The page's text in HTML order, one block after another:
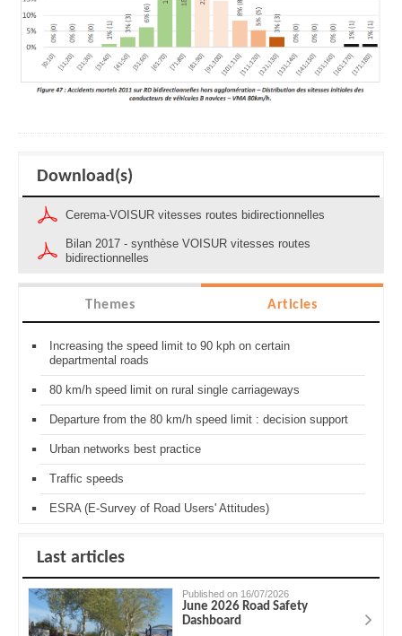
Download(s)
Cerema-VOISUR vitesses routes bidirectionnelles
Bilan 2017 - synthèse VOISUR vitesses routes
bidirectionnelles
Themes Articles
Increasing the speed limit to 90 kph on certain
departmental roads
80 km/h speed limit on rural single carriageways
Departure from the 80 km/h speed limit : decision support
Urban networks best practice
Traffic speeds
ESRA (E-Survey of Road Users' Attitudes)
Last articles
Published on 16/07/2026
June 2026 Road Safety
Dashboard